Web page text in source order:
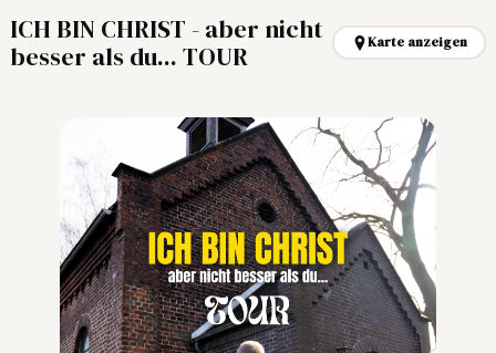
ICH BIN CHRIST - aber nicht
besser als du... TOUR
Karte anzeigen